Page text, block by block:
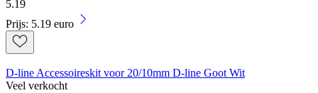
5.19
Prijs: 5.19 euro
D-line Accessoireskit voor 20/10mm D-line Goot Wit
Veel verkocht